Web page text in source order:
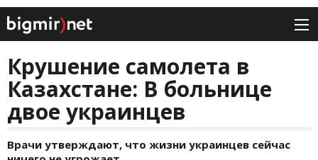
Крушение самолета в
Казахстане: В больнице
двое украинцев
Врачи утверждают, что жизни украинцев сейчас